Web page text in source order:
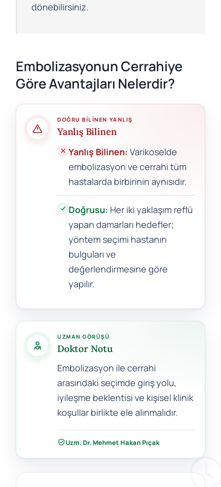
dönebilirsiniz.
Embolizasyonun Cerrahiye
Göre Avantajları Nelerdir?
DOĞRU BILINEN YANLIŞ
Yanlış Bilinen
Yanlış Bilinen: Varikoselde
embolizasyon ve cerrahi tüm
hastalarda birbirinin aynısıdır.
Doğrusu: Her iki yaklaşım reflü
yapan damarları hedefler;
yöntem seçimi hastanın
bulguları ve
değerlendirmesine göre
yapılır.
UZMAN GÖRÜŞÜ
Doktor Notu
Embolizasyon ile cerrahi
arasındaki seçimde giriş yolu,
iyileşme beklentisi ve kişisel klinik
koşullar birlikte ele alınmalıdır.
Uzm. Dr. Mehmet Hakan Pıçak